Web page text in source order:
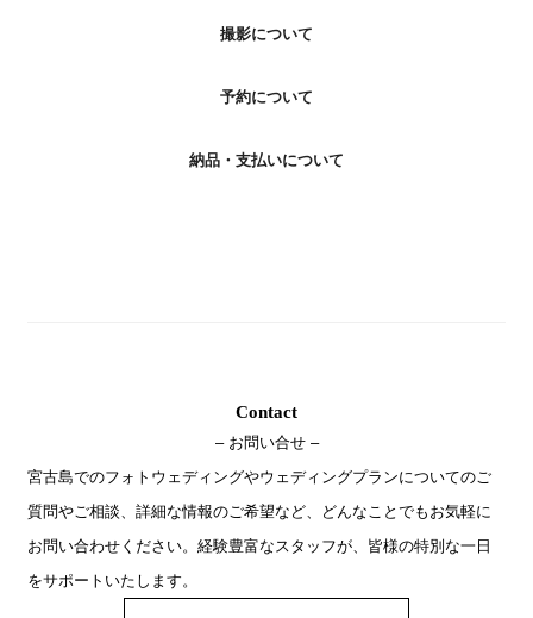
撮影について
予約について
納品・支払いについて
Contact
– お問い合せ –
宮古島でのフォトウェディングやウェディングプランについてのご
質問やご相談、詳細な情報のご希望など、どんなことでもお気軽に
お問い合わせください。経験豊富なスタッフが、皆様の特別な一日
をサポートいたします。